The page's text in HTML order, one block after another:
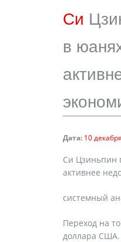
Си
в
Дата: 10
Си Цзиньпин
активнее
системный
Переход на
доллара США.